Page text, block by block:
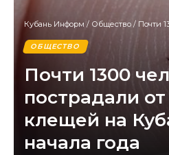
Кубань Информ / Общество / Почти 1300
ОБЩЕСТВО
Почти 1300
пострадали от
клещей на
начала года